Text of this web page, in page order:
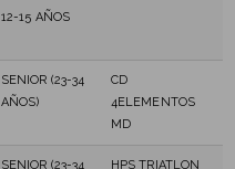
12-15 AÑOS
SENIOR (23-34
AÑOS)
CD
4ELEMENTOS
MD
SENIOR (23-34
HPS TRIATLON